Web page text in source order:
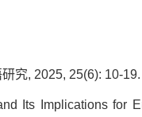
究, 2025, 25(6): 10-19.
Its Implications for